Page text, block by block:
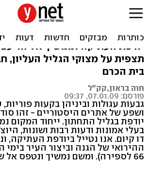
אל רכס הרי יודפת
טיול בנופי הגליל התחתון,
יודפת העתיקה וממשיך אל הר
תצפית על מצוקי הגליל העליון,
בית הכרם
חוה בראון,קק"ל
פורסם: 07.01.09, 09:37
גבעות עגולות וביניהן בקעות פוריות,
ושפע של אתרים היסטוריים - זהו
יודפת בגליל התחתון. ייחוד המקום
בעלי אמונות ודעות רבות ושונות,
דו קיום. אנו נטייל ביודפת העתיקה,
66 לספירה). ומשם נמשיך ונטפס אל שמורת הר עצמון.